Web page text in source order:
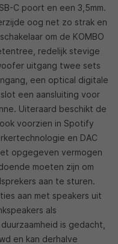
C poort en een 3,5mm.
oog net zo strak en
om de KOMBO
redelijk stevige
uitgang twee sets
een optical digitale
een aansluiting voor
Uiteraard beschikt de
voorzien in Spotify
en DAC
opgegeven vermogen
moeten zijn om
aan te sturen.
aan met speakers uit
als
is gedacht,
en kan derhalve